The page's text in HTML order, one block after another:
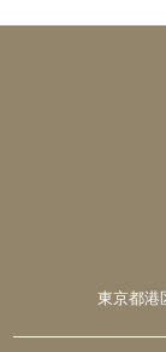
東京都港